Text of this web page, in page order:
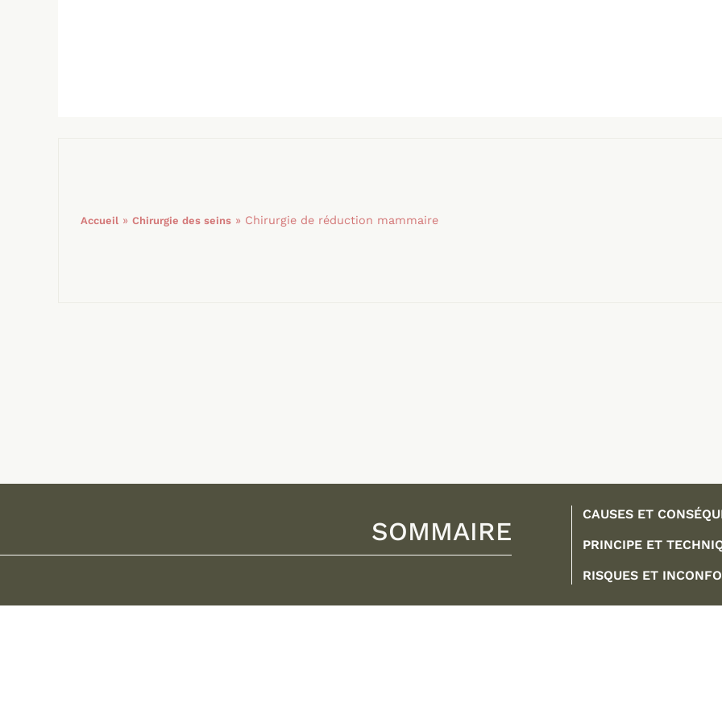
Accueil» Chirurgie des seins» Chirurgie de réduction mammaire
SOMMAIRE
CAUSES ET
PRINCIPE ET
RISQUES ET